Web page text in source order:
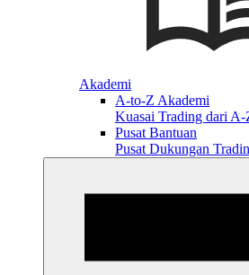
Akademi
A-to-Z Akademi
Kuasai Trading dari A-
Pusat Bantuan
Pusat Dukungan